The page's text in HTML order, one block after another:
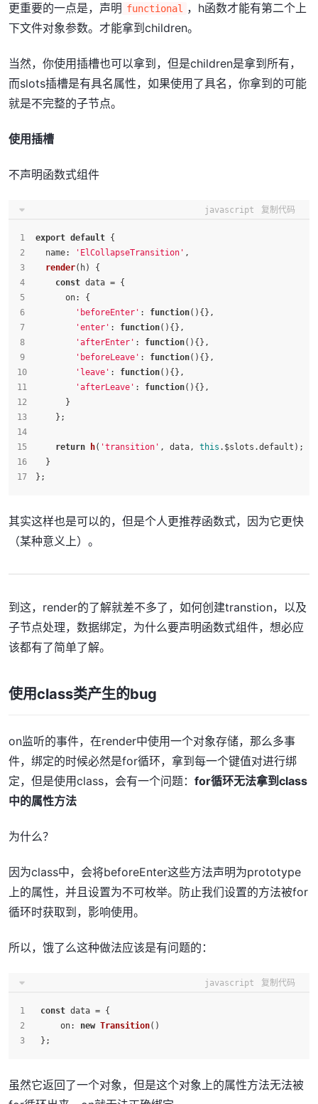
更重要的一点是，声明 functional
，h函数才能有第二个上
下文件对象参数。才能拿到children。
当然，你使用插槽也可以拿到，但是children是拿到所有，
而slots插槽是有具名属性，如果使用了具名，你拿到的可能
就是不完整的子节点。
使用插槽
不声明函数式组件
javascript 复制代码
export default {
name: 'ElCollapseTransition' ,
render( h) {
const data = {
on: {
'beforeEnter' : function( ){},
'enter' : function( ){},
'afterEnter' : function( ){},
'beforeLeave' : function( ){},
'leave' : function( ){},
'afterLeave' : function( ){},
      }
    };
return h( 'transition' , data, this . $slots .default );
  }
};
其实这样也是可以的，但是个人更推荐函数式，因为它更快
（某种意义上）。
到这，render的了解就差不多了，如何创建transtion，以及
子节点处理，数据绑定，为什么要声明函数式组件，想必应
该都有了简单了解。
使用class类产生的bug
on监听的事件，在render中使用一个对象存储，那么多事
件，绑定的时候必然是for循环，拿到每一个键值对进行绑
定，但是使用class，会有一个问题： for循环无法拿到class
中的属性方法
为什么？
因为class中，会将beforeEnter这些方法声明为prototype
上的属性，并且设置为不可枚举。防止我们设置的方法被for
循环时获取到，影响使用。
所以，饿了么这种做法应该是有问题的：
javascript 复制代码
const data = {
on: new Transition()
};
虽然它返回了一个对象，但是这个对象上的属性方法无法被